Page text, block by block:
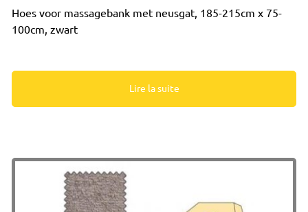
Hoes voor massagebank met neusgat, 185-215cm x 75-
100cm, zwart
Lire la suite